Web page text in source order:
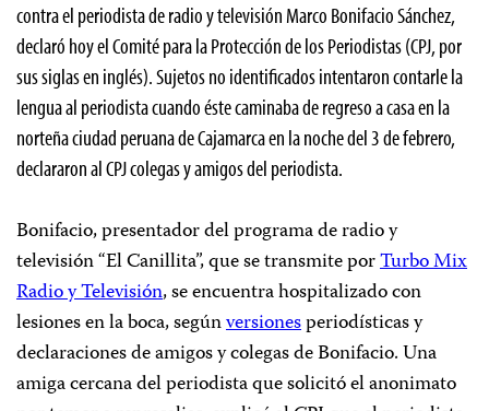
contra el periodista de radio y televisión Marco Bonifacio Sánchez,
declaró hoy el Comité para la Protección de los Periodistas (CPJ, por
sus siglas en inglés). Sujetos no identificados intentaron contarle la
lengua al periodista cuando éste caminaba de regreso a casa en la
norteña ciudad peruana de Cajamarca en la noche del 3 de febrero,
declararon al CPJ colegas y amigos del periodista.
Bonifacio, presentador del programa de radio y
televisión “El Canillita”, que se transmite porTurbo Mix
Radio y Televisión, se encuentra hospitalizado con
lesiones en la boca, segúnversionesperiodísticas y
declaraciones de amigos y colegas de Bonifacio. Una
amiga cercana del periodista que solicitó el anonimato